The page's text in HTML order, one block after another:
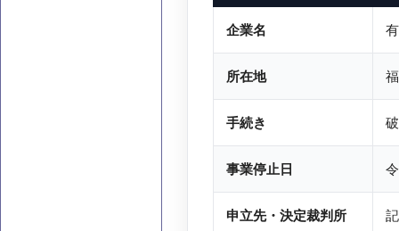
企業名
所在地
手続き
事業停止日
申立先・決定裁判所